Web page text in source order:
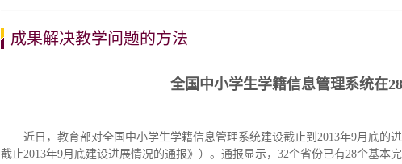
成果解决教学问题的方法
全国中小学生学籍信息管理系统在
近日，教育部对全国中小学生学籍信息管理系统建设截止到2013年9月底的
截止2013年9月底建设进展情况的通报》）。通报显示，32个省份已有28个基本